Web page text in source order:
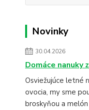
Novinky
30.04.2026
Domáce nanuky
Osviežujúce letné
ovocia, my sme
broskyňou a